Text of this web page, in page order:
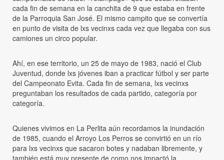
cada fin de semana en la canchita de 9 que estaba en frente
de la Parroquia San José. El mismo campito que se convertía
en punto de visita de lxs vecinxs cada vez que llegaba con sus
camiones un circo popular.
Ahí, en ese territorio, un 25 de mayo de 1983, nació el Club
Juventud, donde lxs jóvenes iban a practicar fútbol y ser parte
del Campeonato Evita. Cada fin de semana, lxs vecinxs
preguntaban los resultados de cada partido, categoría por
categoría.
Quienes vivimos en La Perlita aún recordamos la inundación
de 1985, cuando el Arroyo Los Perros se convirtió en un río
para lxs vecinxs que sacaron botes y nadaban libremente, y
también está muy presente de como nos impactó la